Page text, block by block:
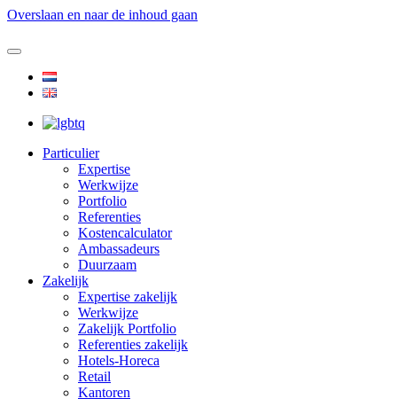
Overslaan en naar de inhoud gaan
Particulier
Expertise
Werkwijze
Portfolio
Referenties
Kostencalculator
Ambassadeurs
Duurzaam
Zakelijk
Expertise zakelijk
Werkwijze
Zakelijk Portfolio
Referenties zakelijk
Hotels-Horeca
Retail
Kantoren